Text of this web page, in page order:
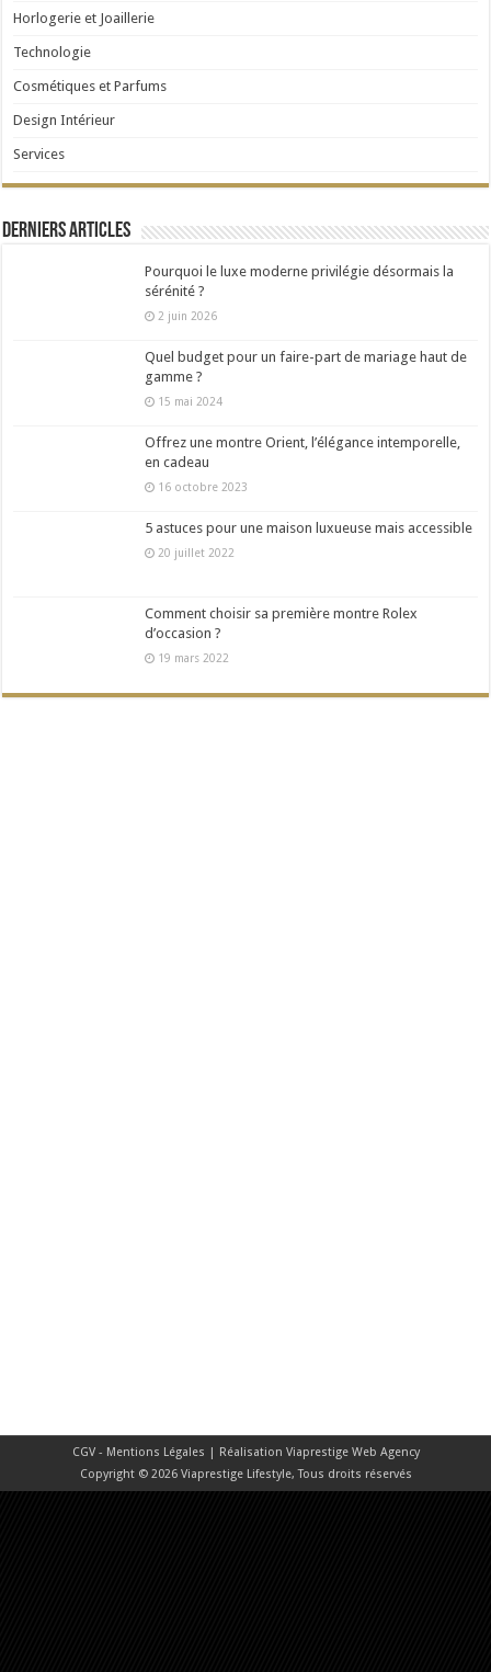
Horlogerie et Joaillerie
Technologie
Cosmétiques et Parfums
Design Intérieur
Services
Derniers articles
Pourquoi le luxe moderne privilégie désormais la
sérénité ?
2 juin 2026
Quel budget pour un faire-part de mariage haut de
gamme ?
15 mai 2024
Offrez une montre Orient, l’élégance intemporelle,
en cadeau
16 octobre 2023
5 astuces pour une maison luxueuse mais accessible
20 juillet 2022
Comment choisir sa première montre Rolex
d’occasion ?
19 mars 2022
CGV - Mentions Légales | Réalisation Viaprestige Web Agency
Copyright © 2026 Viaprestige Lifestyle, Tous droits réservés